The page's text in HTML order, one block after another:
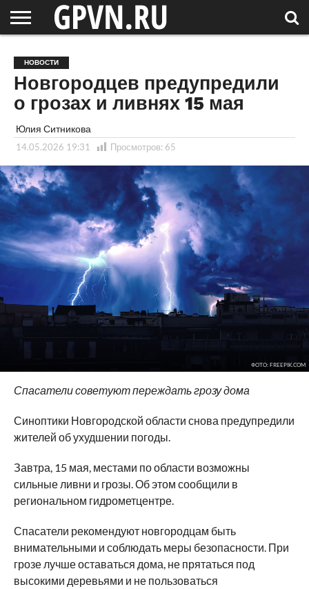
ОБЛАСТЬ
НОВОСТИ
СОСЕДЕЙ
РОССИЯ
/ МИР
СПЕЦПРОЕКТЫ
БЛОГ
СТАТЬИ
ФОТОРЕПОРТАЖИ
ИНТЕРВЬЮ
ОБЪЕКТЫ
ПОДБОРКИ
НОВОСТИ
Новгородцев предупредили
о грозах и ливнях 15 мая
Юлия Ситникова
14.05.2026 19:31 Просмотров: 65
ФОТО: FREEPIK.COM
Спасатели советуют переждать грозу дома
Синоптики Новгородской области снова предупредили
жителей об ухудшении погоды.
Завтра, 15 мая, местами по области возможны
сильные ливни и грозы. Об этом сообщили в
региональном гидрометцентре.
Спасатели рекомендуют новгородцам быть
внимательными и соблюдать меры безопасности. При
грозе лучше оставаться дома, не прятаться под
высокими деревьями и не пользоваться